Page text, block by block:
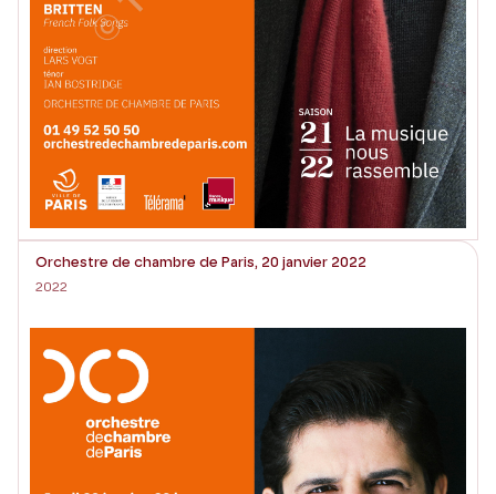
Orchestre de chambre de Paris, 20 janvier 2022
2022